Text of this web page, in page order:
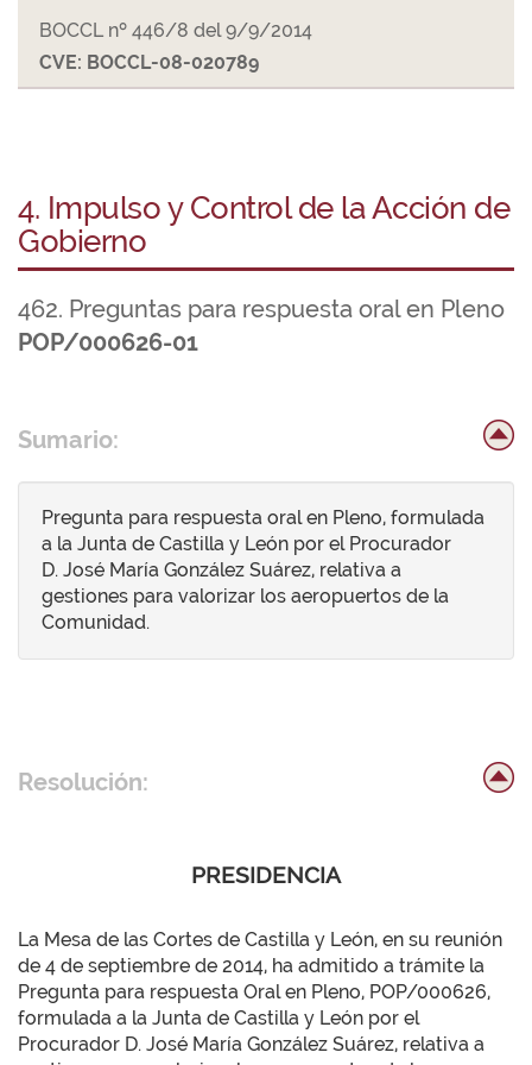
BOCCL nº 446/8 del 9/9/2014
CVE: BOCCL-08-020789
4. Impulso y Control de la Acción de
Gobierno
462. Preguntas para respuesta oral en Pleno
POP/000626-01
Sumario:
Pregunta para respuesta oral en Pleno, formulada
a la Junta de Castilla y León por el Procurador
D. José María González Suárez, relativa a
gestiones para valorizar los aeropuertos de la
Comunidad.
Resolución:
PRESIDENCIA
La Mesa de las Cortes de Castilla y León, en su reunión
de 4 de septiembre de 2014, ha admitido a trámite la
Pregunta para respuesta Oral en Pleno, POP/000626,
formulada a la Junta de Castilla y León por el
Procurador D. José María González Suárez, relativa a